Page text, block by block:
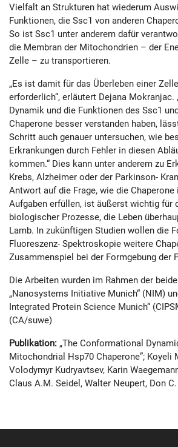
Vielfalt an Strukturen hat wiederum
Funktionen, die Ssc1 von anderen
So ist Ssc1 unter anderem dafür
die Membran der Mitochondrien – der
Zelle – zu transportieren.
„Es ist damit für das Überleben einer
erforderlich“, erläutert Dejana Mokranjac.
Dynamik und die Funktionen des Ssc1
Chaperone besser verstanden haben,
Schritt auch genauer untersuchen, wie
Erkrankungen durch Fehler in diesen
kommen.“ Dies kann unter anderem zu
Krebs, Alzheimer oder der Parkinson-
Antwort auf die Frage, wie die
Aufgaben erfüllen, ist äußerst wichtig für
biologischer Prozesse, die Leben
Lamb. In zukünftigen Studien wollen die
Fluoreszenz- Spektroskopie weitere
Zusammenspiel bei der Formgebung der
Die Arbeiten wurden im Rahmen der
„Nanosystems Initiative Munich“ (NIM)
Integrated Protein Science Munich“
(CA/suwe)
Publikation: „The Conformational
Mitochondrial Hsp70 Chaperone”; Koyeli
Volodymyr Kudryavtsev, Karin
Claus A.M. Seidel, Walter Neupert, Don